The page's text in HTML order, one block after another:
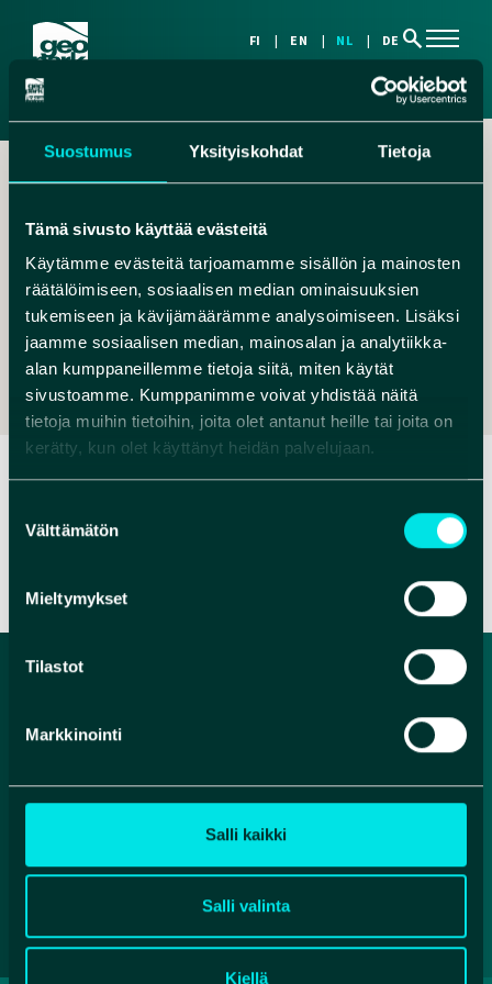
Suostumus Yksityiskohdat Tietoja
Tämä sivusto käyttää evästeitä
Käytämme evästeitä tarjoamamme sisällön ja mainosten
räätälöimiseen, sosiaalisen median ominaisuuksien
tukemiseen ja kävijämäärämme analysoimiseen. Lisäksi
jaamme sosiaalisen median, mainosalan ja analytiikka-
alan kumppaneillemme tietoja siitä, miten käytät
sivustoamme. Kumppanimme voivat yhdistää näitä
tietoja muihin tietoihin, joita olet antanut heille tai joita on
kerätty, kun olet käyttänyt heidän palvelujaan.
valinta
Välttämätön
Mieltymykset
Tilastot
Markkinointi
Salli kaikki
Salli valinta
Kiellä
FI EN NL DE search
,
INFO@NATUREST.FI
+358 40 8274 530
VERKKOSIVUT
Facebook
Instagram
YouTube